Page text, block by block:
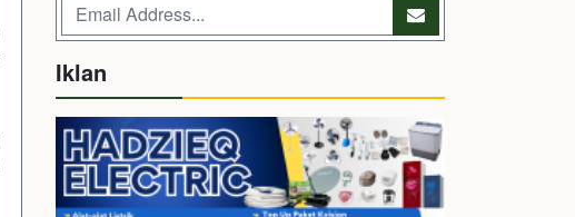
Iklan